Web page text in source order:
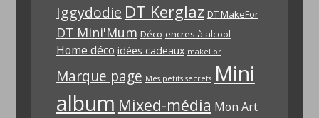
Iggydodie DT Kerglaz DT MakeFor
DT Mini'Mum Déco encres à alcool
Home déco idées cadeaux makeFor
Marque page Mes petits secrets Mini
album Mixed-média Mon Art